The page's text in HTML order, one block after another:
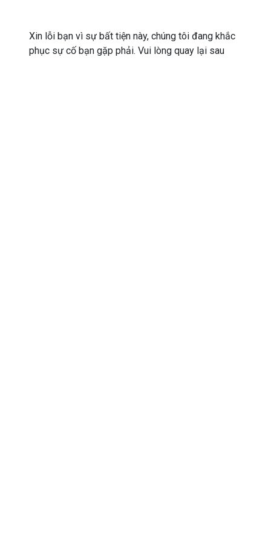
Xin lỗi bạn vì sự bất tiện này, chúng tôi đang khắc
phục sự cố bạn gặp phải. Vui lòng quay lại sau